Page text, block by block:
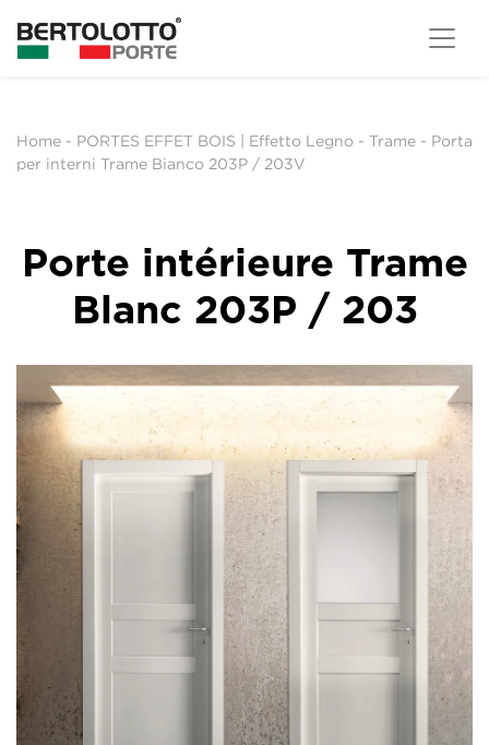
Home - PORTES EFFET BOIS | Effetto Legno - Trame - Porta
per interni Trame Bianco 203P / 203V
Porte intérieure Trame
Blanc 203P / 203